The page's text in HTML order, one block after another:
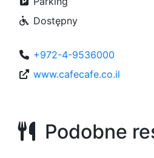
Dostępny
+972-4-9536000
www.cafecafe.co.il
Podobne